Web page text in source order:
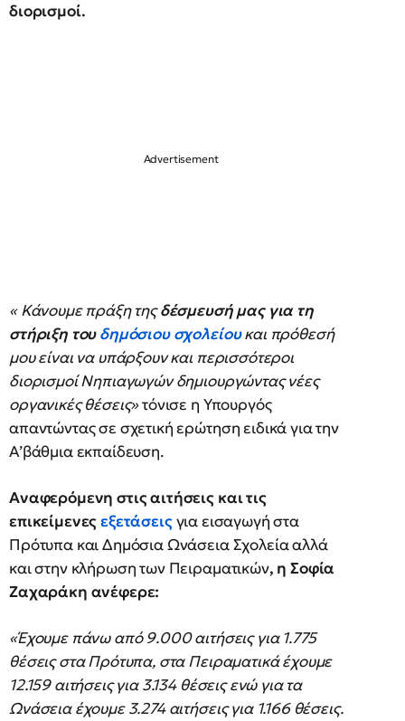
διορισμοί.
« Κάνουμε πράξη τηςδέσμευσή μας για τη
στήριξη τουδημόσιου σχολείουκαι πρόθεσή
μου είναι να υπάρξουν και περισσότεροι
διορισμοί Νηπιαγωγών δημιουργώντας νέες
οργανικές θέσεις»τόνισε η Υπουργός
απαντώντας σε σχετική ερώτηση ειδικά για την
Α’βάθμια εκπαίδευση.
Αναφερόμενη στις αιτήσεις και τις
επικείμενεςεξετάσειςγια εισαγωγή στα
Πρότυπα και Δημόσια Ωνάσεια Σχολεία αλλά
και στην κλήρωση των Πειραματικών, η Σοφία
Ζαχαράκη ανέφερε:
«Έχουμε πάνω από 9.000 αιτήσεις για 1.775
θέσεις στα Πρότυπα, στα Πειραματικά έχουμε
12.159 αιτήσεις για 3.134 θέσεις ενώ για τα
Ωνάσεια έχουμε 3.274 αιτήσεις για 1.166 θέσεις.